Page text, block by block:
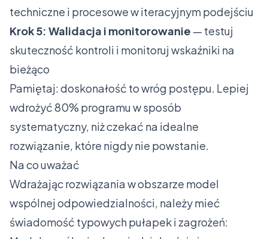
techniczne i procesowe w iteracyjnym podejściu
Krok 5: Walidacja i monitorowanie — testuj
skuteczność kontroli i monitoruj wskaźniki na
bieżąco
Pamiętaj: doskonałość to wróg postępu. Lepiej
wdrożyć 80% programu w sposób
systematyczny, niż czekać na idealne
rozwiązanie, które nigdy nie powstanie.
Na co uważać
Wdrażając rozwiązania w obszarze model
wspólnej odpowiedzialności, należy mieć
świadomość typowych pułapek i zagrożeń: